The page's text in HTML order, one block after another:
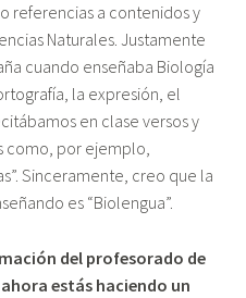
referencias a contenidos y
Naturales. Justamente
cuando enseñaba Biología
la expresión, el
en clase versos y
como, por ejemplo,
Sinceramente, creo que la
es “Biolengua”.
del profesorado de
estás haciendo un